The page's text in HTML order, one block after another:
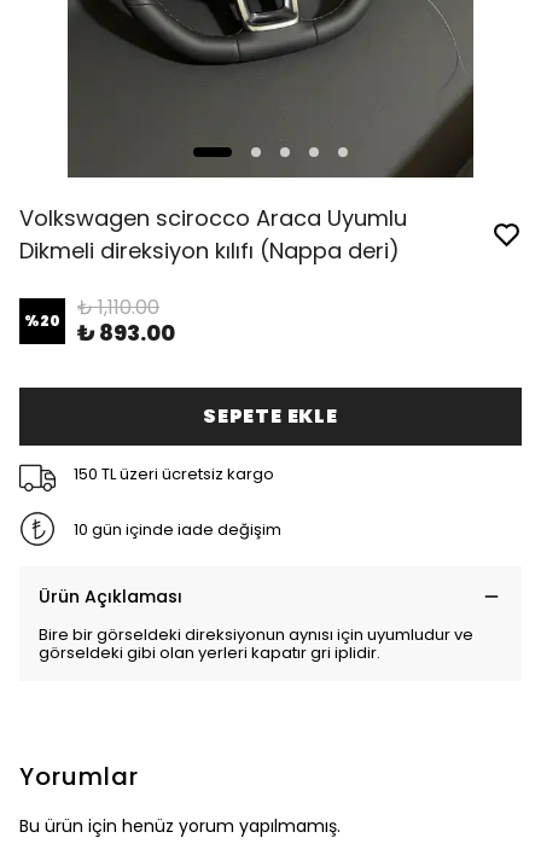
Volkswagen scirocco Araca Uyumlu
Dikmeli direksiyon kılıfı (Nappa deri)
%20 ₺ 1,110.00
₺ 893.00
SEPETE EKLE
150 TL üzeri ücretsiz kargo
10 gün içinde iade değişim
Ürün Açıklaması
Bire bir görseldeki direksiyonun aynısı için uyumludur ve
görseldeki gibi olan yerleri kapatır gri iplidir.
Yorumlar
Bu ürün için henüz yorum yapılmamış.